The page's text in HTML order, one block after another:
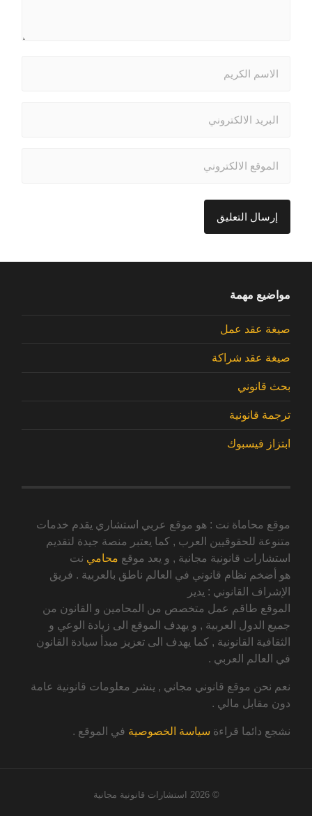
مواضيع مهمة
صيغة عقد عمل
صيغة عقد شراكة
بحث قانوني
ترجمة قانونية
ابتزاز فيسبوك
موقع محاماة نت : هو موقع عربي استشاري يقدم خدمات
متنوعة للحقوقيين العرب , كما يعتبر منصة جيدة لتقديم
استشارات قانونية مجانية , و يعد موقع محامي نت
هو أضخم نظام قانوني في العالم ناطق بالعربية . فريق
الإشراف القانوني : يدير
الموقع طاقم عمل متخصص من المحامين و القانون من
جميع الدول العربية , و يهدف الموقع الى زيادة الوعي و
الثقافية القانونية , كما يهدف الى تعزيز مبدأ سيادة القانون
في العالم العربي .
نعم نحن موقع قانوني مجاني , ينشر معلومات قانونية عامة
دون مقابل مالي .
نشجع دائما قراءة سياسة الخصوصية في الموقع .
© 2026 استشارات قانونية مجانية